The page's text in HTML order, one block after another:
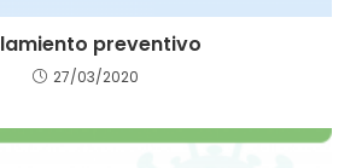
preventivo
27/03/2020